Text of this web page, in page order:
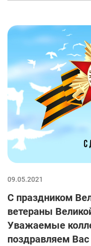
09.05.2021
С праздником
ветераны
Уважаемые
поздравляем